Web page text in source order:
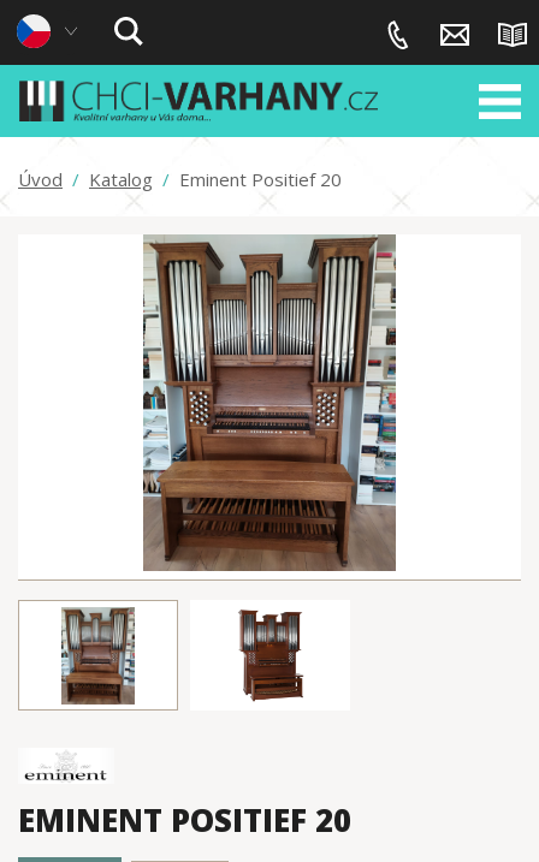
Úvod / Katalog / Eminent Positief 20
EMINENT POSITIEF 20